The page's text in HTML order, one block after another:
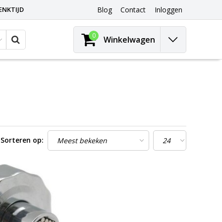
Blog Contact Inloggen
0 Winkelwagen
Sorteren op: